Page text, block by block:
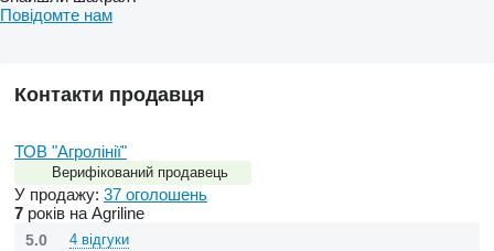
Повідомте нам
Контакти продавця
ТОВ "Агролінії"
Верифікований продавець
У продажу: 37 оголошень
7 років на Agriline
5.0 4 відгуки